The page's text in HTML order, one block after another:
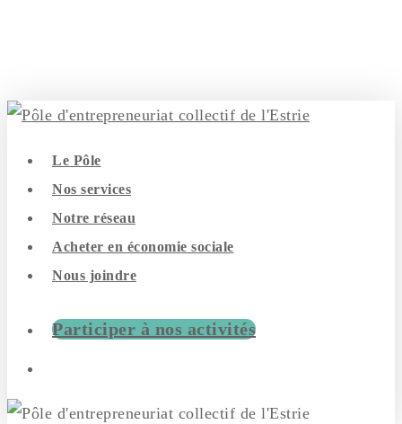
content
search
Menu
Le Pôle
Nos services
Notre réseau
Acheter en économie sociale
Nous joindre
Participer à nos activités